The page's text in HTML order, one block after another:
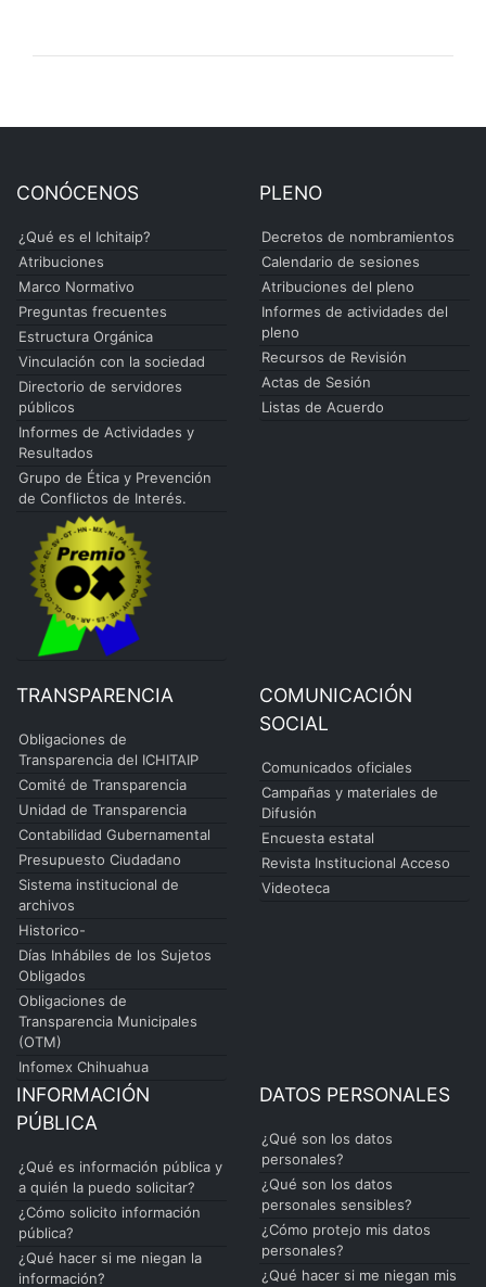
CONÓCENOS
¿Qué es el Ichitaip?
Atribuciones
Marco Normativo
Preguntas frecuentes
Estructura Orgánica
Vinculación con la sociedad
Directorio de servidores
públicos
Informes de Actividades y
Resultados
Grupo de Ética y Prevención
de Conflictos de Interés.
PLENO
Decretos de nombramientos
Calendario de sesiones
Atribuciones del pleno
Informes de actividades del
pleno
Recursos de Revisión
Actas de Sesión
Listas de Acuerdo
TRANSPARENCIA
Obligaciones de
Transparencia del ICHITAIP
Comité de Transparencia
Unidad de Transparencia
Contabilidad Gubernamental
Presupuesto Ciudadano
Sistema institucional de
archivos
Historico-
Días Inhábiles de los Sujetos
Obligados
Obligaciones de
Transparencia Municipales
(OTM)
Infomex Chihuahua
COMUNICACIÓN
SOCIAL
Comunicados oficiales
Campañas y materiales de
Difusión
Encuesta estatal
Revista Institucional Acceso
Videoteca
INFORMACIÓN
PÚBLICA
¿Qué es información pública y
a quién la puedo solicitar?
¿Cómo solicito información
pública?
¿Qué hacer si me niegan la
información?
DATOS PERSONALES
¿Qué son los datos
personales?
¿Qué son los datos
personales sensibles?
¿Cómo protejo mis datos
personales?
¿Qué hacer si me niegan mis